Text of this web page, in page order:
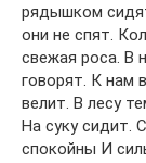
рядышком
они не спят.
свежая роса. В
говорят. К нам
велит. В лесу
На суку сидит.
спокойны И